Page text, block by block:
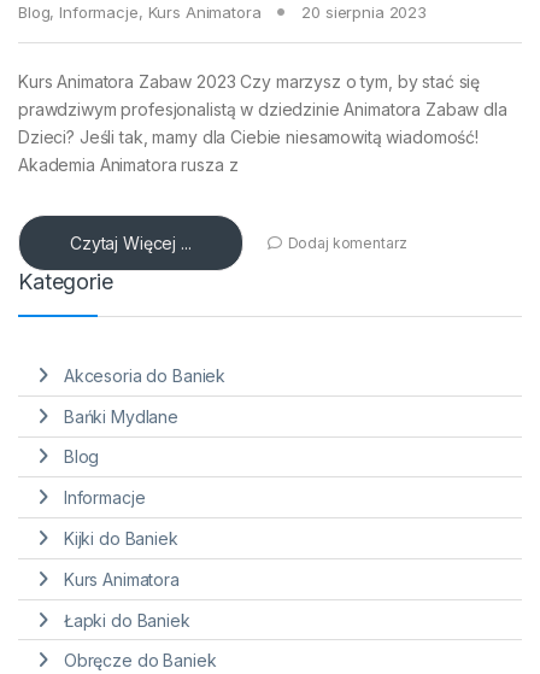
Blog, Informacje, Kurs Animatora 20 sierpnia 2023
Kurs Animatora Zabaw 2023 Czy marzysz o tym, by stać się
prawdziwym profesjonalistą w dziedzinie Animatora Zabaw dla
Dzieci? Jeśli tak, mamy dla Ciebie niesamowitą wiadomość!
Akademia Animatora rusza z
Czytaj Więcej ... Dodaj komentarz
Kategorie
Akcesoria do Baniek
Bańki Mydlane
Blog
Informacje
Kijki do Baniek
Kurs Animatora
Łapki do Baniek
Obręcze do Baniek